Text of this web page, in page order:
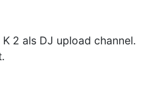
2 als DJ upload channel.